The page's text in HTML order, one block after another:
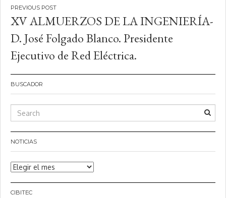
Navegación
de
entradas
XV ALMUERZOS DE LA INGENIERÍA-
D. José Folgado Blanco. Presidente
Ejecutivo de Red Eléctrica.
BUSCADOR
NOTICIAS
Noticias
CIBITEC